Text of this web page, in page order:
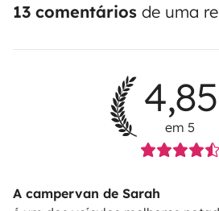
13 comentários de uma
4,85
em 5
A campervan de Sarah